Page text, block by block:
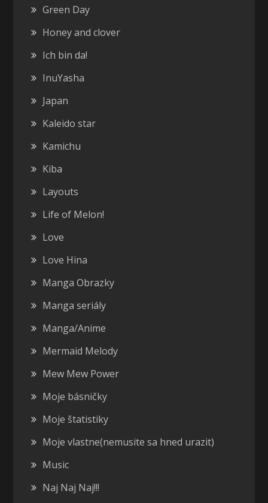
Green Day
Honey and clover
Ich bin da!
InuYasha
Japan
Kaleido star
Kamichu
Kiba
Layouts
Life of Melon!
Love
Love Hina
Manga Obrazky
Manga seriály
Manga/Anime
Mermaid Melody
Mew Mew Power
Moje básničky
Moje štatistiky
Moje vlastne(nemusite sa hned urazit)
Music
Naj Naj Naj!!!